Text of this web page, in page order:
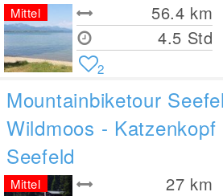
56.4 km
4.5 Std
Mittel
2
Mountainbiketour
Wildmoos -
Seefeld
27 km
Mittel